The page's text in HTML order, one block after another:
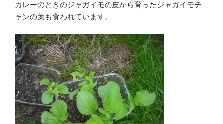
カレーのときのジャガイモの皮から育ったジャガイモチ
ャンの葉も食われています。